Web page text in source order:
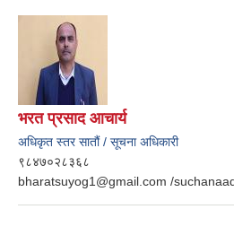
भरत प्रसाद आचार्य
अधिकृत स्तर सातौं / सूचना अधिकारी
९८४७०२८३६८
bharatsuyog1@gmail.com /